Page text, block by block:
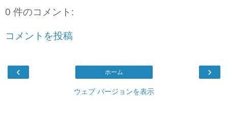
0 件のコメント:
コメントを投稿
‹ ›
ホーム
ウェブ バージョンを表示